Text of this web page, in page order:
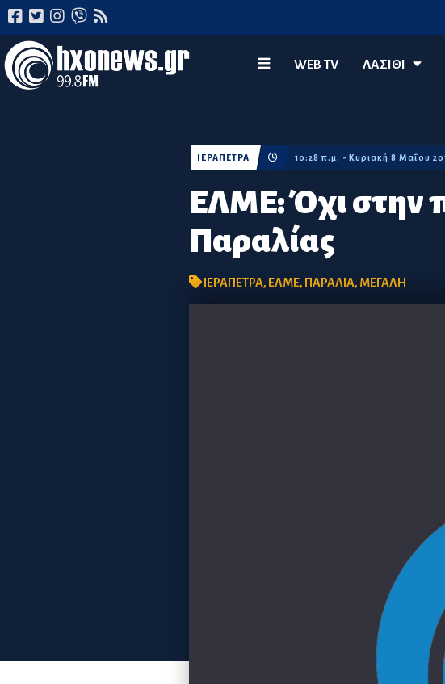
WEB TV ΛΑΣΊΘΙ
ΕΛΜΕ: Όχι στην
Παραλίας
ΙΕΡΑΠΕΤΡΑ 10:28 π.μ. - Κυριακή 8 Μαΐου
ΙΕΡΑΠΕΤΡΑ, ΕΛΜΕ, ΠΑΡΑΛΙΑ, ΜΕΓΑΛΗ